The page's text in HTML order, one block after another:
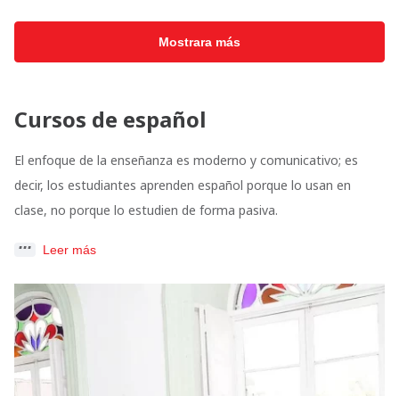
Mostrara más
Cursos de español
El enfoque de la enseñanza es moderno y comunicativo; es
decir, los estudiantes aprenden español porque lo usan en
clase, no porque lo estudien de forma pasiva.
Leer más